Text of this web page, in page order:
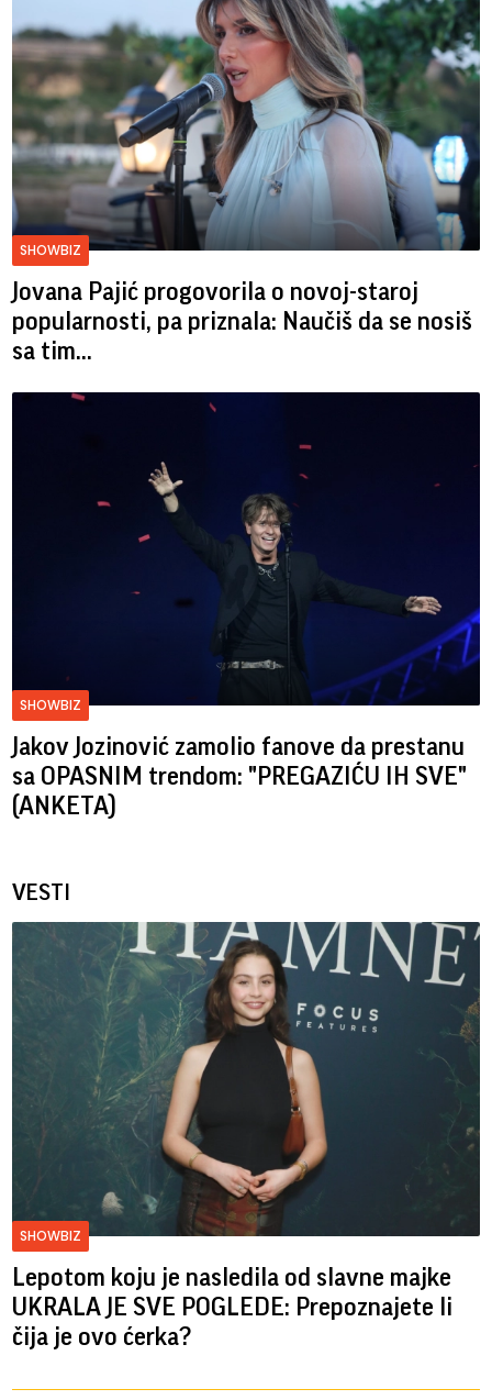
SHOWBIZ
Jovana Pajić progovorila o novoj-staroj
popularnosti, pa priznala: Naučiš da se nosiš
sa tim...
SHOWBIZ
Jakov Jozinović zamolio fanove da prestanu
sa OPASNIM trendom: "PREGAZIĆU IH SVE"
(ANKETA)
VESTI
SHOWBIZ
Lepotom koju je nasledila od slavne majke
UKRALA JE SVE POGLEDE: Prepoznajete li
čija je ovo ćerka?